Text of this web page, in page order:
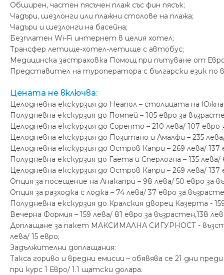
Обширен, частен пясъчен плаж със фин пясък;
Чадъри, шезлонги или плажни столове на плажа;
Чадъри и шезлонги на басейна;
Безплатен Wi-Fi интернет в целия хотел;
Трансфер летище-хотел-летище с автобус;
Медицинска застраховка Помощ при пътуване от
Представител на туроператора с български език по
Цената не включва:
Целодневна екскурзия до Неапол – столицата на Южна
Полудневна екскурзия до Помпей – 105 евро за
Целодневна екскурзия до Соренто – 210 лева/ 107 евро
Целодневна екскурзия до Позитано и Амалфи – 235
Целодневна екскурзия до Остров Капри – 269 лева/ 137
Полудневна екскурзия до Гаета и Сперлогна – 135
Целодневна екскурзия до Остров Капри – 269 лева/ 137
Опция за посещение на Анакапри – 98 лева/ 50 евро за
Опция за разходка с лодка – 74 лева/ 37 евро за
Полудневна екскурзия до Кралския дворец Казерта -
Вечерна Формия – 159 лева/ 81 евро за възрастен,138
Доплащане за пакет МАКСИМАЛНА СИГУРНОСТ -
лева/ 15 евро;
Задължителни доплащания:
Такса гориво и вредни емисии – обявява се 21 дни
при курс 1 Евро/ 1.1 щатски долара.